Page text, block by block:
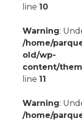
line 10
Warning:
/home/
old/wp-
content/
line 11
Warning:
/home/